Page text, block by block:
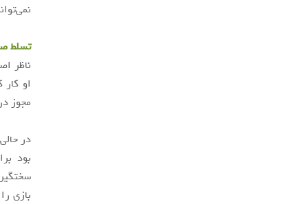
تسلط
او
مجوز
در
بود
بازی